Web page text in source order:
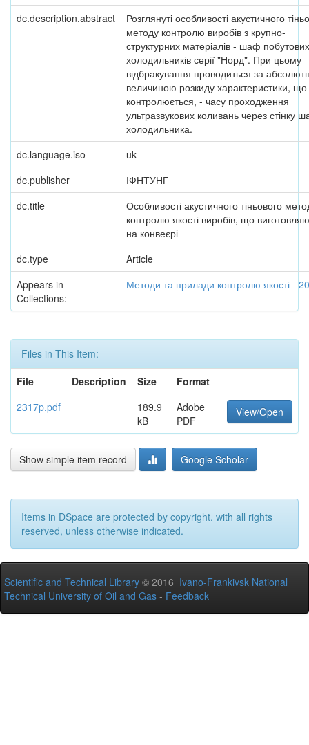
dc.description.abstract
Розглянуті особливості акустичного
методу контролю виробів з крупно-
структурних матеріалів - шаф побутових
холодильників серії "Норд". При цьому
відбракування проводиться за
величиною розкиду характеристики, що
контролюється, - часу проходження
ультразвукових коливань через стінку
холодильника.
dc.language.iso
uk
dc.publisher
ІФНТУНГ
dc.title
Особливості акустичного тіньового
контролю якості виробів, що
на конвеєрі
dc.type
Article
Appears in
Collections:
Методи та прилади контролю якості -
Files in This Item:
File
Description Size
Format
2317p.pdf
189.9
kB
Adobe
PDF
View/Open
Show simple item record Google Scholar
Items in DSpace are protected by copyright, with all rights
reserved, unless otherwise indicated.
Scientific and Technical Library © 2016 Ivano-Frankivsk National
Technical University of Oil and Gas - Feedback